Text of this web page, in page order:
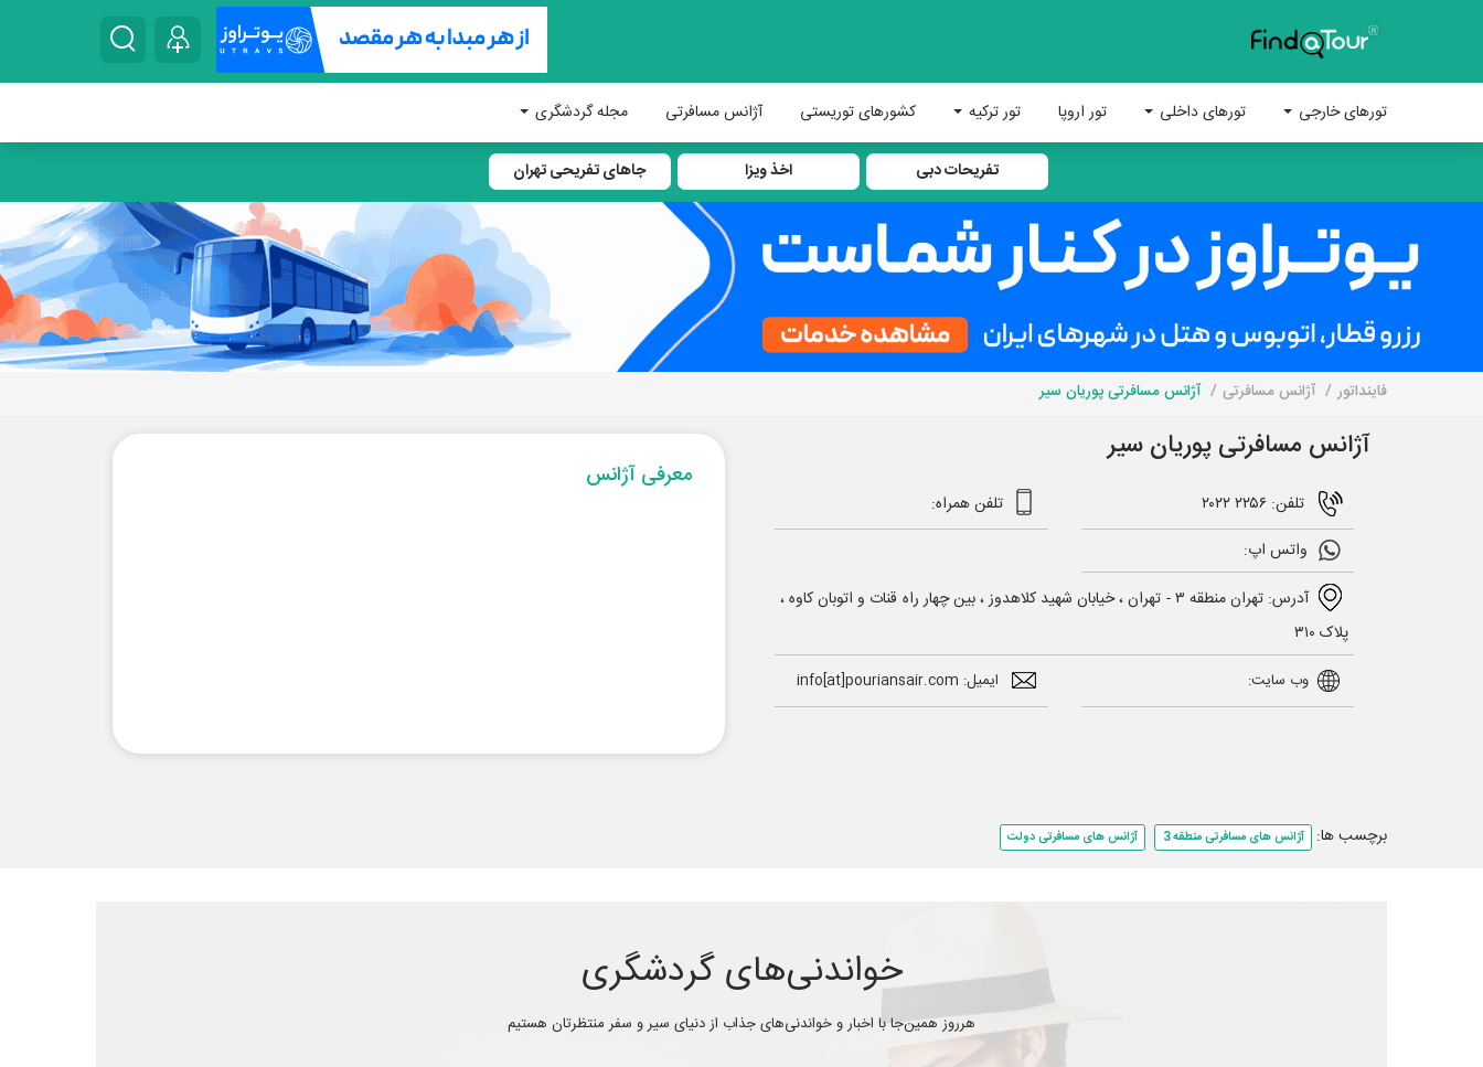
تورهای خارجی تورهای داخلی تور اروپا تور ترکیه کشورهای توریستی آژانس مسافرتی مجله گردشگری
تفریحات دبی اخذ ویزا جاهای تفریحی تهران
فاینداتور آژانس مسافرتی آژانس مسافرتی پوریان سیر
آژانس مسافرتی پوریان سیر
تلفن: ۲۲۵۶ ۲۰۲۲
تلفن همراه:
واتس اپ:
آدرس: تهران منطقه ۳ - تهران ، خیابان شهید کلاهدوز ، بین چهار راه قنات و اتوبان کاوه ،
پلاک ۳۱۰
وب سایت: ایمیل: info[at]pouriansair.com
معرفی آژانس
برچسب ها: آژانس های مسافرتی منطقه 3 آژانس های مسافرتی دولت
خواندنی‌های گردشگری
هرروز همین‌جا با اخبار و خواندنی‌های جذاب از دنیای سیر و سفر منتظرتان هستیم